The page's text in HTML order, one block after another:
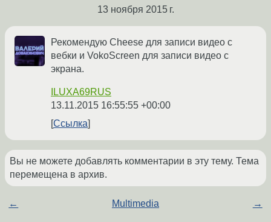
13 ноября 2015 г.
Рекомендую Cheese для записи видео с
вебки и VokoScreen для записи видео с
экрана.
ILUXA69RUS
13.11.2015 16:55:55 +00:00
Ссылка
Вы не можете добавлять комментарии в эту тему. Тема
перемещена в архив.
← Multimedia →